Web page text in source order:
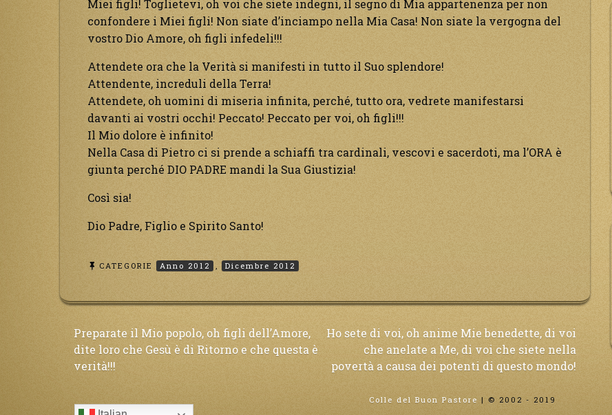
Miei figli! Toglietevi, oh voi che siete indegni, il segno di Mia appartenenza per non
confondere i Miei figli! Non siate d’inciampo nella Mia Casa! Non siate la vergogna del
vostro Dio Amore, oh figli infedeli!!!
Attendete ora che la Verità si manifesti in tutto il Suo splendore!
Attendente, increduli della Terra!
Attendete, oh uomini di miseria infinita, perché, tutto ora, vedrete manifestarsi
davanti ai vostri occhi! Peccato! Peccato per voi, oh figli!!!
Il Mio dolore è infinito!
Nella Casa di Pietro ci si prende a schiaffi tra cardinali, vescovi e sacerdoti, ma l’ORA è
giunta perché DIO PADRE mandi la Sua Giustizia!
Così sia!
Dio Padre, Figlio e Spirito Santo!
CATEGORIE Anno 2012 Dicembre 2012
Navigazione
articoli
Preparate il Mio popolo, oh figli dell’Amore,
dite loro che Gesù è di Ritorno e che questa è
verità!!!
Ho sete di voi, oh anime Mie benedette, di voi
che anelate a Me, di voi che siete nella
povertà a causa dei potenti di questo mondo!
Colle del Buon Pastore | © 2002 - 2019